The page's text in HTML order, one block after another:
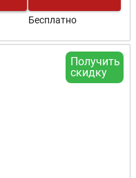
Бесплатно
Получить
скидку